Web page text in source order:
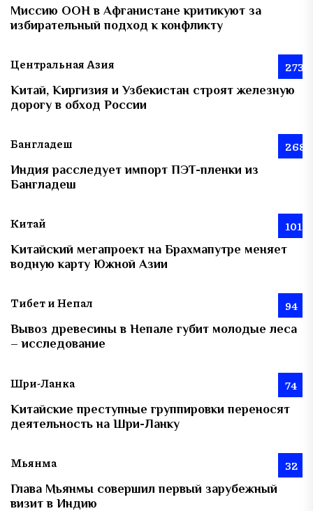
Миссию ООН в Афганистане критикуют за
избирательный подход к конфликту
Центральная Азия 273
Китай, Киргизия и Узбекистан строят железную
дорогу в обход России
Бангладеш 268
Индия расследует импорт ПЭТ-пленки из
Бангладеш
Китай 101
Китайский мегапроект на Брахмапутре меняет
водную карту Южной Азии
Тибет и Непал 94
Вывоз древесины в Непале губит молодые леса
– исследование
Шри-Ланка 74
Китайские преступные группировки переносят
деятельность на Шри-Ланку
Мьянма 32
Глава Мьянмы совершил первый зарубежный
визит в Индию